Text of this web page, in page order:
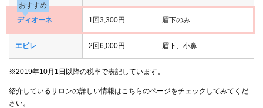
おすすめ
ディオーネ
1回3,300円 眉下のみ
エピレ 2回6,000円 眉下、小鼻
※2019年10月1日以降の税率で表記しています。
紹介しているサロンの詳しい情報はこちらのページをチェックしてみてくだ
さい。